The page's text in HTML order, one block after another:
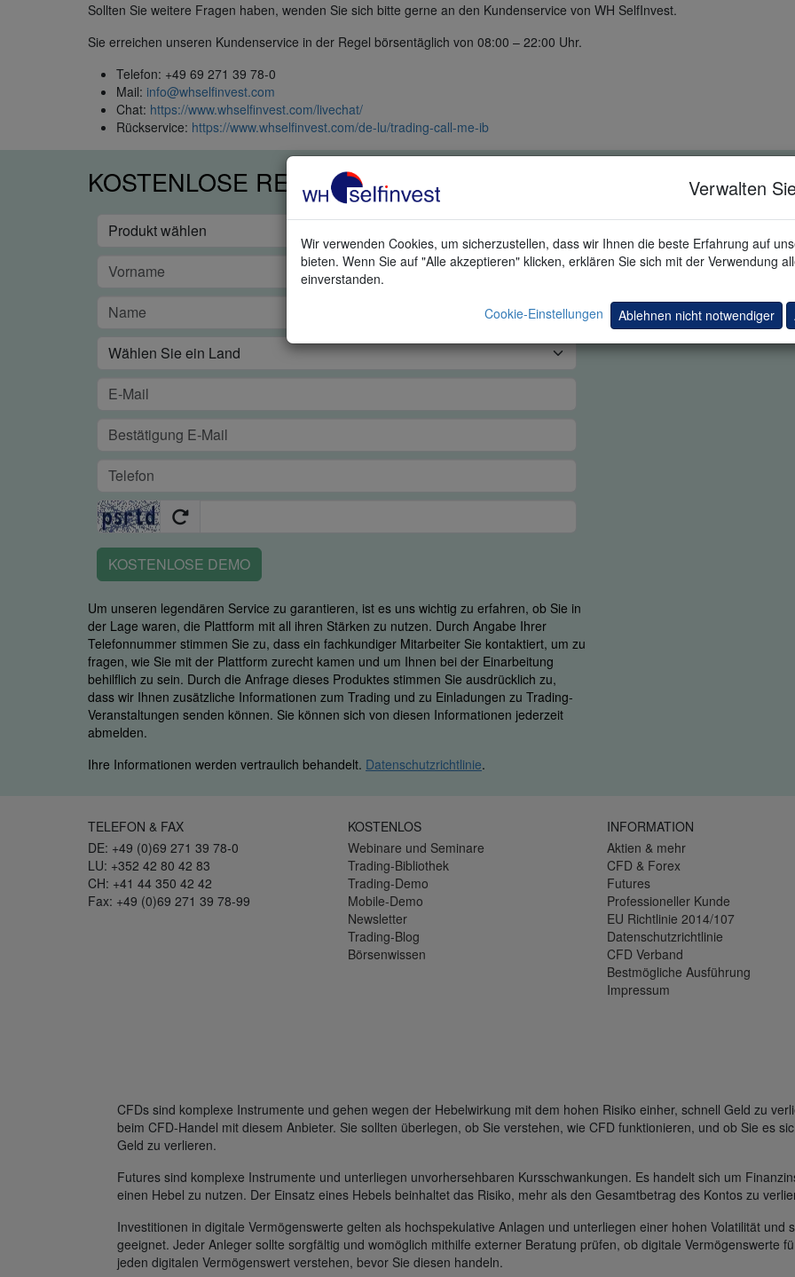
Sollten Sie weitere Fragen haben, wenden Sie sich bitte gerne an den Kundenservice von WH SelfInvest.
Sie erreichen unseren Kundenservice in der Regel börsentäglich von 08:00 – 22:00 Uhr.
Telefon: +49 69 271 39 78-0
Mail: info@whselfinvest.com
Chat: https://www.whselfinvest.com/livechat/
Rückservice: https://www.whselfinvest.com/de-lu/trading-call-me-ib
Verwalten
Wir verwenden Cookies, um sicherzustellen, dass wir Ihnen die beste Erfahrung auf
bieten. Wenn Sie auf "Alle akzeptieren" klicken, erklären Sie sich mit der Verwendung
einverstanden.
Cookie-Einstellungen
Ablehnen nicht notwendiger
KOSTENLOSE REAL-TIME TRADING DEMO
KOSTENLOSE DEMO
Um unseren legendären Service zu garantieren, ist es uns wichtig zu erfahren, ob Sie in
der Lage waren, die Plattform mit all ihren Stärken zu nutzen. Durch Angabe Ihrer
Telefonnummer stimmen Sie zu, dass ein fachkundiger Mitarbeiter Sie kontaktiert, um zu
fragen, wie Sie mit der Plattform zurecht kamen und um Ihnen bei der Einarbeitung
behilflich zu sein. Durch die Anfrage dieses Produktes stimmen Sie ausdrücklich zu,
dass wir Ihnen zusätzliche Informationen zum Trading und zu Einladungen zu Trading-
Veranstaltungen senden können. Sie können sich von diesen Informationen jederzeit
abmelden.
Ihre Informationen werden vertraulich behandelt. Datenschutzrichtlinie.
TELEFON & FAX
DE: +49 (0)69 271 39 78-0
LU: +352 42 80 42 83
CH: +41 44 350 42 42
Fax: +49 (0)69 271 39 78-99
KOSTENLOS
Webinare und Seminare
Trading-Bibliothek
Trading-Demo
Mobile-Demo
Newsletter
Trading-Blog
Börsenwissen
INFORMATION
Aktien & mehr
CFD & Forex
Futures
Professioneller Kunde
EU Richtlinie 2014/107
Datenschutzrichtlinie
CFD Verband
Bestmögliche Ausführung
Impressum
CFDs sind komplexe Instrumente und gehen wegen der Hebelwirkung mit dem hohen Risiko einher, schnell Geld zu
beim CFD-Handel mit diesem Anbieter. Sie sollten überlegen, ob Sie verstehen, wie CFD funktionieren, und ob Sie es
Geld zu verlieren.
Futures sind komplexe Instrumente und unterliegen unvorhersehbaren Kursschwankungen. Es handelt sich um
einen Hebel zu nutzen. Der Einsatz eines Hebels beinhaltet das Risiko, mehr als den Gesamtbetrag des Kontos zu
Investitionen in digitale Vermögenswerte gelten als hochspekulative Anlagen und unterliegen einer hohen Volatilität
geeignet. Jeder Anleger sollte sorgfältig und womöglich mithilfe externer Beratung prüfen, ob digitale Vermögenswerte
jeden digitalen Vermögenswert verstehen, bevor Sie diesen handeln.